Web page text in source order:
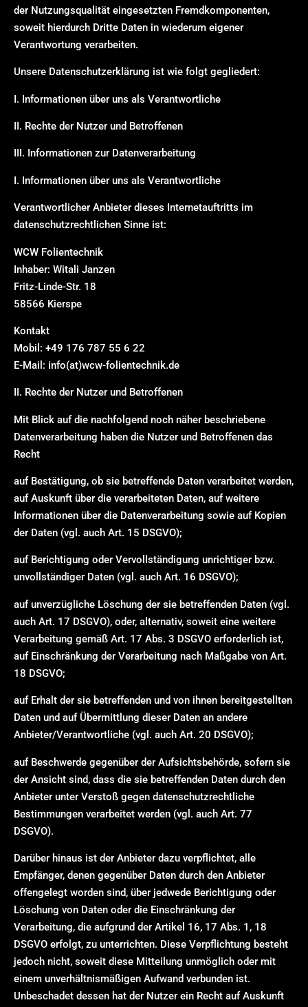
der Nutzungsqualität eingesetzten Fremdkomponenten,
soweit hierdurch Dritte Daten in wiederum eigener
Verantwortung verarbeiten.
Unsere Datenschutzerklärung ist wie folgt gegliedert:
I. Informationen über uns als Verantwortliche
II. Rechte der Nutzer und Betroffenen
III. Informationen zur Datenverarbeitung
I. Informationen über uns als Verantwortliche
Verantwortlicher Anbieter dieses Internetauftritts im
datenschutzrechtlichen Sinne ist:
WCW Folientechnik
Inhaber: Witali Janzen
Fritz-Linde-Str. 18
58566 Kierspe
Kontakt
Mobil: +49 176 787 55 6 22
E-Mail: info(at)wcw-folientechnik.de
II. Rechte der Nutzer und Betroffenen
Mit Blick auf die nachfolgend noch näher beschriebene
Datenverarbeitung haben die Nutzer und Betroffenen das
Recht
auf Bestätigung, ob sie betreffende Daten verarbeitet werden,
auf Auskunft über die verarbeiteten Daten, auf weitere
Informationen über die Datenverarbeitung sowie auf Kopien
der Daten (vgl. auch Art. 15 DSGVO);
auf Berichtigung oder Vervollständigung unrichtiger bzw.
unvollständiger Daten (vgl. auch Art. 16 DSGVO);
auf unverzügliche Löschung der sie betreffenden Daten (vgl.
auch Art. 17 DSGVO), oder, alternativ, soweit eine weitere
Verarbeitung gemäß Art. 17 Abs. 3 DSGVO erforderlich ist,
auf Einschränkung der Verarbeitung nach Maßgabe von Art.
18 DSGVO;
auf Erhalt der sie betreffenden und von ihnen bereitgestellten
Daten und auf Übermittlung dieser Daten an andere
Anbieter/Verantwortliche (vgl. auch Art. 20 DSGVO);
auf Beschwerde gegenüber der Aufsichtsbehörde, sofern sie
der Ansicht sind, dass die sie betreffenden Daten durch den
Anbieter unter Verstoß gegen datenschutzrechtliche
Bestimmungen verarbeitet werden (vgl. auch Art. 77
DSGVO).
Darüber hinaus ist der Anbieter dazu verpflichtet, alle
Empfänger, denen gegenüber Daten durch den Anbieter
offengelegt worden sind, über jedwede Berichtigung oder
Löschung von Daten oder die Einschränkung der
Verarbeitung, die aufgrund der Artikel 16, 17 Abs. 1, 18
DSGVO erfolgt, zu unterrichten. Diese Verpflichtung besteht
jedoch nicht, soweit diese Mitteilung unmöglich oder mit
einem unverhältnismäßigen Aufwand verbunden ist.
Unbeschadet dessen hat der Nutzer ein Recht auf Auskunft